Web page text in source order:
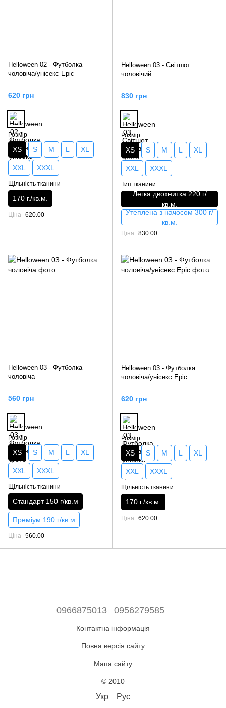
Helloween 02 - Футболка
чоловіча/унісекс Epic
620 грн
Розмір
XS S M L XL
XXL XXXL
Щільність тканини
170 г./кв.м.
Ціна 620.00
Helloween 03 - Світшот
чоловічий
830 грн
Розмір
XS S M L XL
XXL XXXL
Тип тканини
Легка двохнитка 220 г/
кв.м.
Утеплена з начосом 300 г/
кв.м.
Ціна 830.00
Helloween 03 - Футболка
чоловіча
560 грн
Розмір
XS S M L XL
XXL XXXL
Щільність тканини
Стандарт 150 г/кв.м
Преміум 190 г/кв.м
Ціна 560.00
Helloween 03 - Футболка
чоловіча/унісекс Epic
620 грн
Розмір
XS S M L XL
XXL XXXL
Щільність тканини
170 г./кв.м.
Ціна 620.00
0966875013 0956279585
Контактна інформація
Повна версія сайту
Мапа сайту
© 2010
Укр Рус